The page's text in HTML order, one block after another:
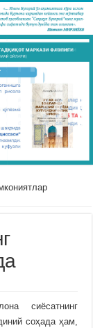
сиёсатнинг
соҳада ҳам,